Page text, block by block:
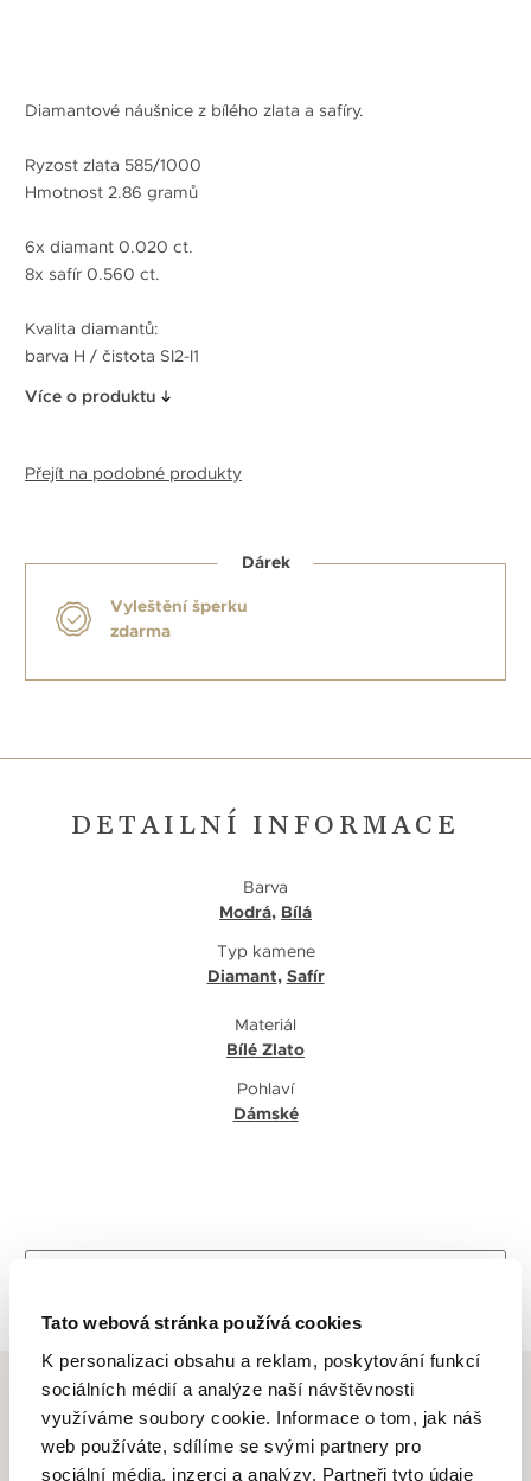
Tato webová stránka používá cookies
K personalizaci obsahu a reklam, poskytování funkcí
sociálních médií a analýze naší návštěvnosti
využíváme soubory cookie. Informace o tom, jak náš
web používáte, sdílíme se svými partnery pro
sociální média, inzerci a analýzy. Partneři tyto údaje
Diamantové náušnice z bílého zlata a safíry.
Ryzost zlata 585/1000
Hmotnost 2.86 gramů
6x diamant 0.020 ct.
8x safír 0.560 ct.
Kvalita diamantů:
barva H / čistota SI2-I1
Více o produktu
Přejít na podobné produkty
Dárek
Vyleštění šperku
zdarma
DETAILNÍ INFORMACE
Barva
Modrá, Bílá
Typ kamene
Diamant, Safír
Materiál
Bílé Zlato
Pohlaví
Dámské